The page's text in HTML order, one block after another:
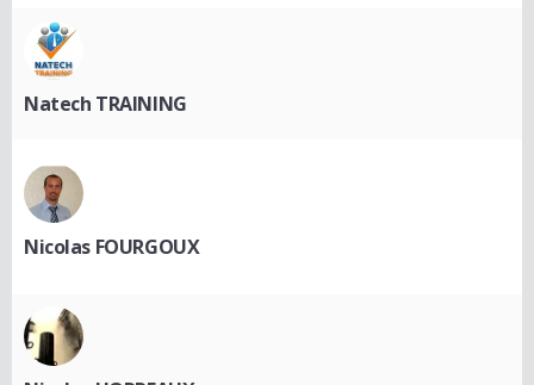
Natech TRAINING
Nicolas FOURGOUX